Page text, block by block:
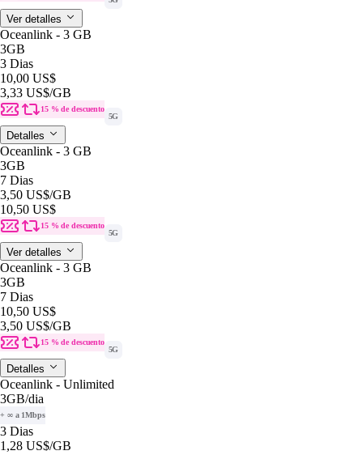
Ver detalles
Oceanlink - 3 GB
3GB
3 Dias
10,00 US$
3,33 US$/GB
15 % de descuento
5G
Detalles
Oceanlink - 3 GB
3GB
7 Dias
3,50 US$/GB
10,50 US$
15 % de descuento
5G
Ver detalles
Oceanlink - 3 GB
3GB
7 Dias
10,50 US$
3,50 US$/GB
15 % de descuento
5G
Detalles
Oceanlink - Unlimited
3GB/dia
+ ∞ a 1Mbps
3 Dias
1,28 US$/GB